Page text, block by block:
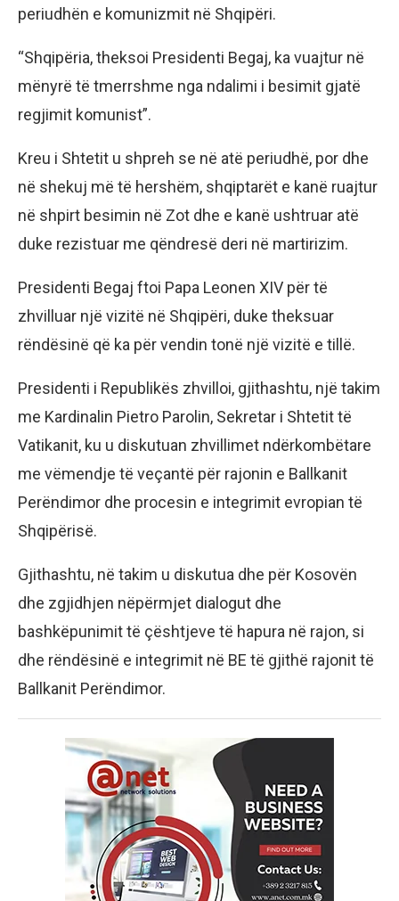
periudhën e komunizmit në Shqipëri.
“Shqipëria, theksoi Presidenti Begaj, ka vuajtur në
mënyrë të tmerrshme nga ndalimi i besimit gjatë
regjimit komunist”.
Kreu i Shtetit u shpreh se në atë periudhë, por dhe
në shekuj më të hershëm, shqiptarët e kanë ruajtur
në shpirt besimin në Zot dhe e kanë ushtruar atë
duke rezistuar me qëndresë deri në martirizim.
Presidenti Begaj ftoi Papa Leonen XIV për të
zhvilluar një vizitë në Shqipëri, duke theksuar
rëndësinë që ka për vendin tonë një vizitë e tillë.
Presidenti i Republikës zhvilloi, gjithashtu, një takim
me Kardinalin Pietro Parolin, Sekretar i Shtetit të
Vatikanit, ku u diskutuan zhvillimet ndërkombëtare
me vëmendje të veçantë për rajonin e Ballkanit
Perëndimor dhe procesin e integrimit evropian të
Shqipërisë.
Gjithashtu, në takim u diskutua dhe për Kosovën
dhe zgjidhjen nëpërmjet dialogut dhe
bashkëpunimit të çështjeve të hapura në rajon, si
dhe rëndësinë e integrimit në BE të gjithë rajonit të
Ballkanit Perëndimor.